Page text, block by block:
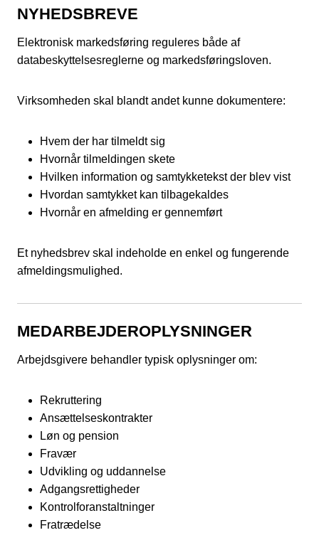
NYHEDSBREVE
Elektronisk markedsføring reguleres både af
databeskyttelsesreglerne og markedsføringsloven.
Virksomheden skal blandt andet kunne dokumentere:
Hvem der har tilmeldt sig
Hvornår tilmeldingen skete
Hvilken information og samtykketekst der blev vist
Hvordan samtykket kan tilbagekaldes
Hvornår en afmelding er gennemført
Et nyhedsbrev skal indeholde en enkel og fungerende
afmeldingsmulighed.
MEDARBEJDEROPLYSNINGER
Arbejdsgivere behandler typisk oplysninger om:
Rekruttering
Ansættelseskontrakter
Løn og pension
Fravær
Udvikling og uddannelse
Adgangsrettigheder
Kontrolforanstaltninger
Fratrædelse